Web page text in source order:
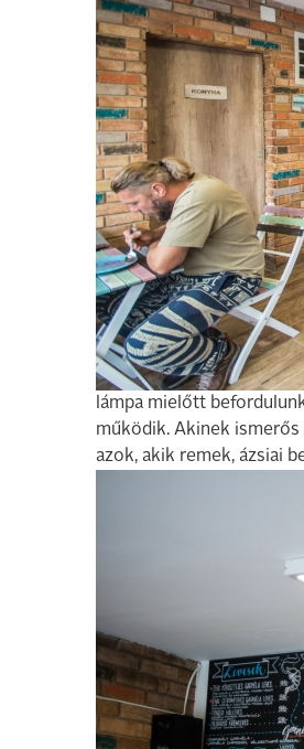
lámpa mielőtt
működik. Akinek
azok, akik remek, ázsiai